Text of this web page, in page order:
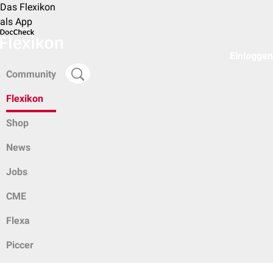
Das Flexikon
als App
Community
Flexikon
Shop
News
Jobs
CME
Flexa
Piccer